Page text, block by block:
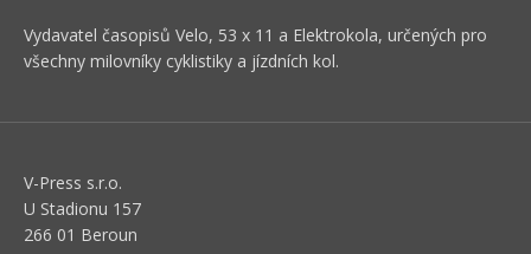
Vydavatel časopisů Velo, 53 x 11 a Elektrokola, určených pro
všechny milovníky cyklistiky a jízdních kol.
V-Press s.r.o.
U Stadionu 157
266 01 Beroun